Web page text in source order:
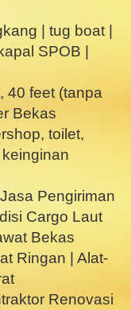
| tug boat |
SPOB |
40 feet (tanpa
Bekas
toilet,
Pengiriman
Cargo Laut
Bekas
Ringan | Alat-
Renovasi